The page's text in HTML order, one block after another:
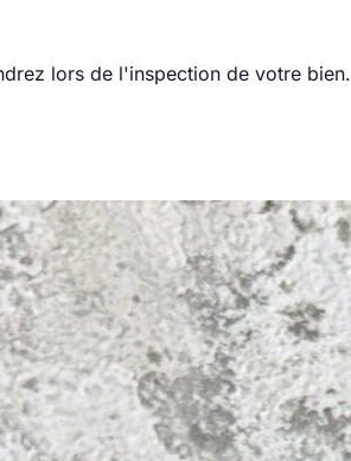
lors de l'inspection de votre bien.